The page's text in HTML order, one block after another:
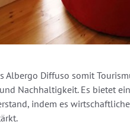
Albergo Diffuso somit
Nachhaltigkeit. Es bietet
indem es